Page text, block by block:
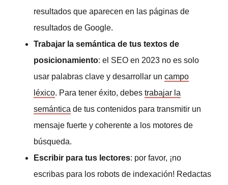
resultados que aparecen en las páginas de
resultados de Google.
Trabajar la semántica de tus textos de
posicionamiento: el SEO en 2023 no es solo
usar palabras clave y desarrollar un campo
léxico. Para tener éxito, debes trabajar la
semántica de tus contenidos para transmitir un
mensaje fuerte y coherente a los motores de
búsqueda.
Escribir para tus lectores: por favor, ¡no
escribas para los robots de indexación! Redactas